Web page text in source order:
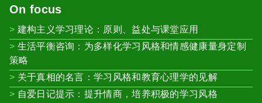
On focus
建构主义学习理论：原则、益处与课堂应用
生活平衡咨询：为多样化学习风格和情感健康量身定制
策略
关于真相的名言：学习风格和教育心理学的见解
自爱日记提示：提升情商，培养积极的学习风格